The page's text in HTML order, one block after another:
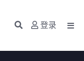
登录